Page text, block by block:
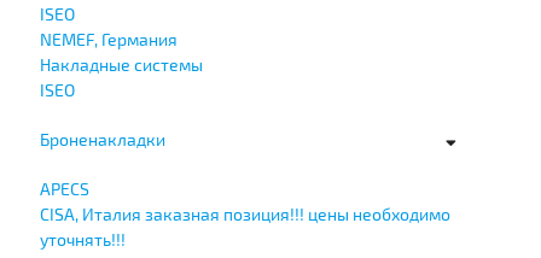
ISEO
NEMEF, Германия
Накладные системы
ISEO
Броненакладки
APECS
CISA, Италия заказная позиция!!! цены необходимо
уточнять!!!